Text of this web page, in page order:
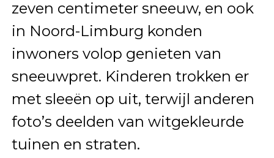
zeven centimeter sneeuw, en ook
in Noord-Limburg konden
inwoners volop genieten van
sneeuwpret. Kinderen trokken er
met sleeën op uit, terwijl anderen
foto’s deelden van witgekleurde
tuinen en straten.